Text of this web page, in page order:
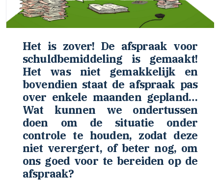
Het is zover! De afspraak voor
schuldbemiddeling is gemaakt!
Het was niet gemakkelijk en
bovendien staat de afspraak pas
over enkele maanden gepland…
Wat kunnen we ondertussen
doen om de situatie onder
controle te houden, zodat deze
niet verergert, of beter nog, om
ons goed voor te bereiden op de
afspraak?